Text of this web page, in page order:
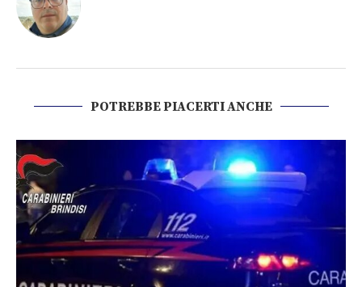
POTREBBE PIACERTI ANCHE